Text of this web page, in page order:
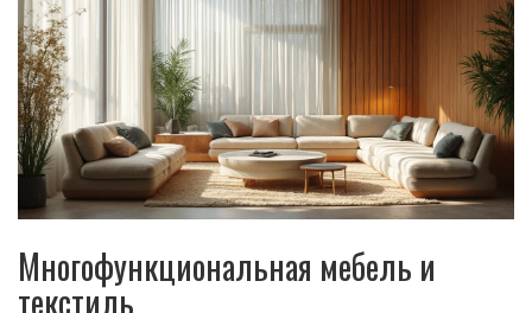
Многофункциональная мебель и
текстиль